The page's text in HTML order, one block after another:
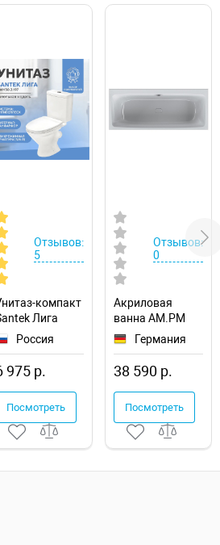
Отзывов:
5
компакт
Лига
Россия
975 р.
Посмотреть
Отзывов:
0
Акриловая
ванна AM.PM
Func 170х70
W84A-170-070W-
A
Германия
38 590 р.
Посмотреть